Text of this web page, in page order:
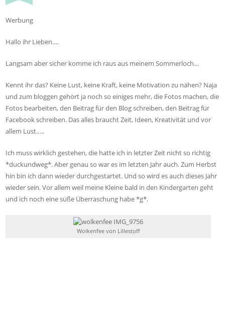
Werbung
Hallo ihr Lieben….
Langsam aber sicher komme ich raus aus meinem Sommerloch…
Kennt ihr das? Keine Lust, keine Kraft, keine Motivation zu nähen? Naja
und zum bloggen gehört ja noch so einiges mehr, die Fotos machen, die
Fotos bearbeiten, den Beitrag für den Blog schreiben, den Beitrag für
Facebook schreiben. Das alles braucht Zeit, Ideen, Kreativität und vor
allem Lust…..
Ich muss wirklich gestehen, die hatte ich in letzter Zeit nicht so richtig
*duckundweg*. Aber genau so war es im letzten Jahr auch. Zum Herbst
hin bin ich dann wieder durchgestartet. Und so wird es auch dieses Jahr
wieder sein. Vor allem weil meine Kleine bald in den Kindergarten geht
und ich noch eine süße Überraschung habe *g*.
Wolkenfee von Lillestoff